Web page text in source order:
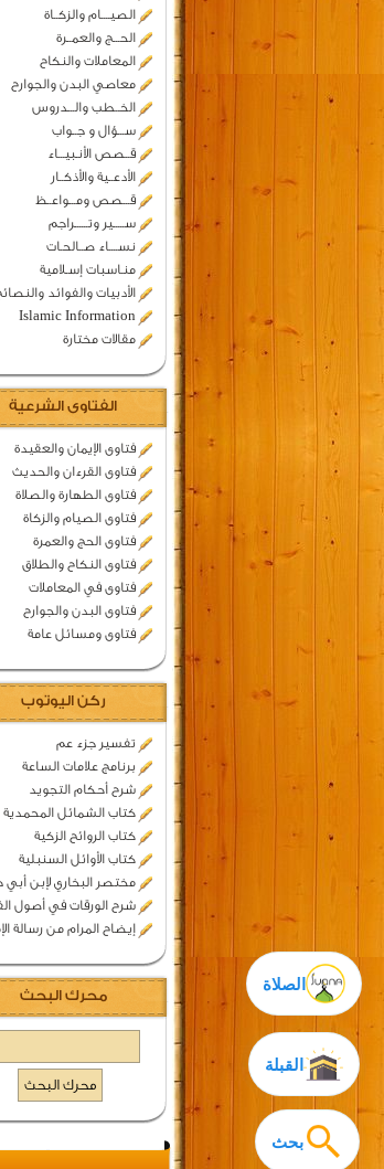
بحث
الصلاة
الصيــــام والزكــاة
الحـــج والعمــرة
المعاملات والنكاح
معاصي البدن والجوارح
الخــطب والـــدروس
ســـؤال و جــواب
قــصص الأنـبيـــاء
الأدعــية والأذكــار
قـــصص ومـــواعــظ
ســـــير وتــــــراجم
نســــاء صــالحـات
منـاسبات إسـلامية
الأدبيات والفوائد
Islamic Information
مقالات مختارة
الفتاوى الشرعية
فتاوى الإيمان والعقيدة
فتاوى القرءان والحديث
فتاوى الطهارة والصلاة
فتاوى الصيام والزكاة
فتاوى الحج والعمرة
فتاوى النكاح والطلاق
فتاوى في المعاملات
فتاوى البدن والجوارح
فتاوى ومسائل عامة
ركن اليوتوب
تفسير جزء عم
برنامج علامات الساعة
شرح أحكام التجويد
كتاب الشمائل المحمدية
كتاب الروائح الزكية
كتاب الأوائل السنبلية
مختصر البخاري لإبن أبي
شرح الورقات في أصول
إيضاح المرام من رسالة
محرك البحث
القبلة